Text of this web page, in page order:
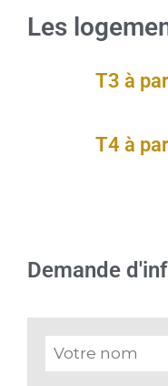
Les
T3 à
T4 à
Demande